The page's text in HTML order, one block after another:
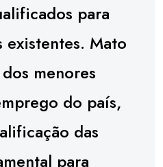
para
existentes. Mato
menores
do país,
das
para